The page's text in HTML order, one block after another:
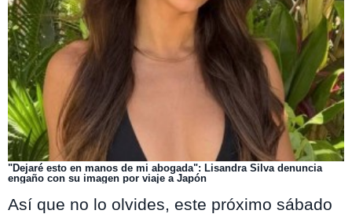
"Dejaré esto en manos de mi abogada": Lisandra Silva denuncia
engaño con su imagen por viaje a Japón
Así que no lo olvides, este próximo sábado